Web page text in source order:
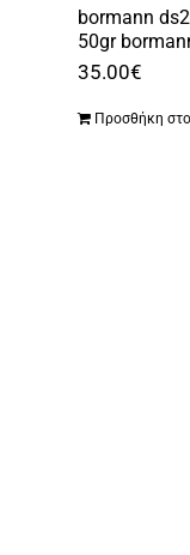
bormann
50gr
35.00€
Προσθήκη